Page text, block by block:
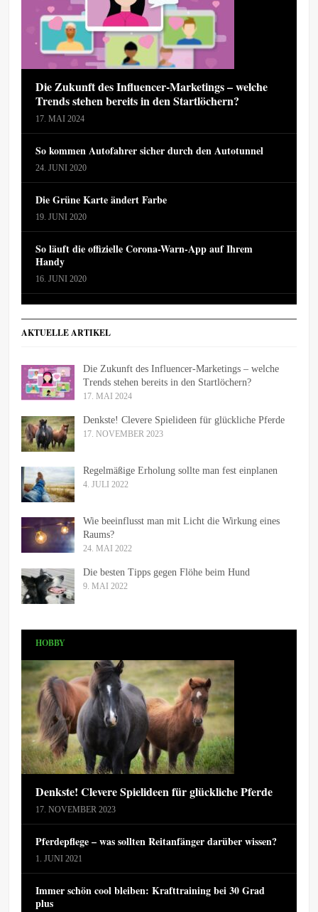
Die Zukunft des Influencer-Marketings – welche
Trends stehen bereits in den Startlöchern?
17. MAI 2024
So kommen Autofahrer sicher durch den Autotunnel
24. JUNI 2020
Die Grüne Karte ändert Farbe
19. JUNI 2020
So läuft die offizielle Corona-Warn-App auf Ihrem
Handy
16. JUNI 2020
AKTUELLE ARTIKEL
Die Zukunft des Influencer-Marketings – welche
Trends stehen bereits in den Startlöchern?
17. MAI 2024
Denkste! Clevere Spielideen für glückliche Pferde
17. NOVEMBER 2023
Regelmäßige Erholung sollte man fest einplanen
4. JULI 2022
Wie beeinflusst man mit Licht die Wirkung eines
Raums?
24. MAI 2022
Die besten Tipps gegen Flöhe beim Hund
9. MAI 2022
HOBBY
Denkste! Clevere Spielideen für glückliche Pferde
17. NOVEMBER 2023
Pferdepflege – was sollten Reitanfänger darüber wissen?
1. JUNI 2021
Immer schön cool bleiben: Krafttraining bei 30 Grad
plus